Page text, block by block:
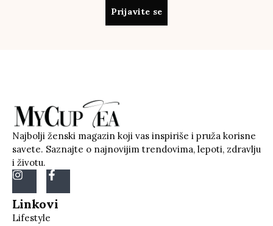
Prijavite se
Najbolji ženski magazin koji vas inspiriše i pruža korisne
savete. Saznajte o najnovijim trendovima, lepoti, zdravlju
i životu.
Linkovi
Lifestyle